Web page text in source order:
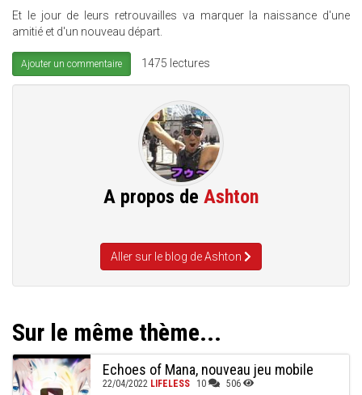
Et le jour de leurs retrouvailles va marquer la naissance d'une
amitié et d'un nouveau départ.
Ajouter un commentaire 1475 lectures
A propos de Ashton
Aller sur le blog de Ashton
Sur le même thème...
Echoes of Mana, nouveau jeu mobile
22/04/2022 LIFELESS 10 506